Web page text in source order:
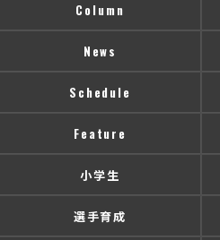
Column
News
Schedule
Feature
小学生
選手育成